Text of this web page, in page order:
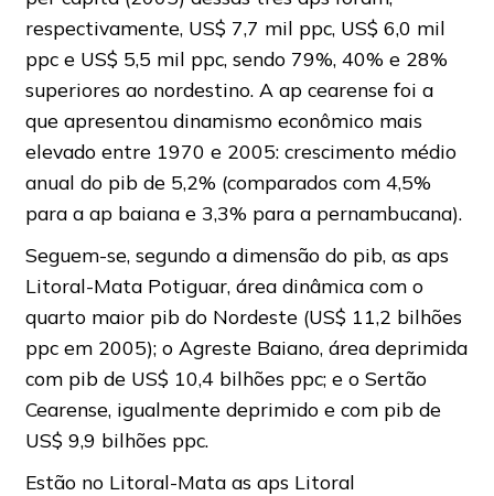
respectivamente, US$ 7,7 mil ppc, US$ 6,0 mil
ppc e US$ 5,5 mil ppc, sendo 79%, 40% e 28%
superiores ao nordestino. A ap cearense foi a
que apresentou dinamismo econômico mais
elevado entre 1970 e 2005: crescimento médio
anual do pib de 5,2% (comparados com 4,5%
para a ap baiana e 3,3% para a pernambucana).
Seguem-se, segundo a dimensão do pib, as aps
Litoral-Mata Potiguar, área dinâmica com o
quarto maior pib do Nordeste (US$ 11,2 bilhões
ppc em 2005); o Agreste Baiano, área deprimida
com pib de US$ 10,4 bilhões ppc; e o Sertão
Cearense, igualmente deprimido e com pib de
US$ 9,9 bilhões ppc.
Estão no Litoral-Mata as aps Litoral